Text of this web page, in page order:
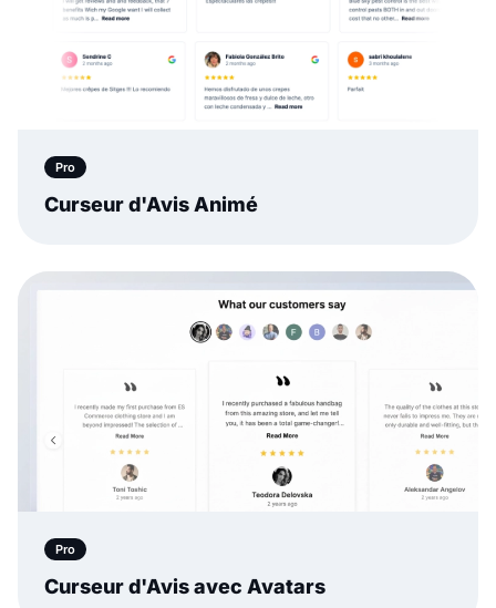
Pro
Curseur d'Avis Animé
Pro
Curseur d'Avis avec Avatars